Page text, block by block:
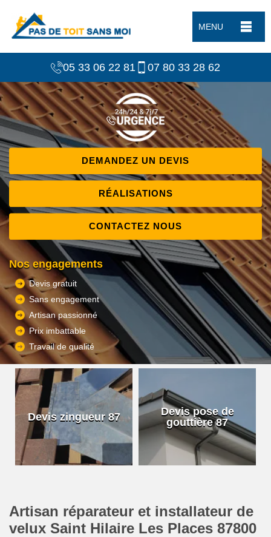
MENU
05 33 06 22 81 07 80 33 28 62
DEMANDEZ UN DEVIS
RÉALISATIONS
CONTACTEZ NOUS
Nos engagements
Devis gratuit
Sans engagement
Artisan passionné
Prix imbattable
Travail de qualité
Devis zingueur 87
Devis pose de
gouttière 87
Artisan réparateur et installateur de
velux Saint Hilaire Les Places 87800